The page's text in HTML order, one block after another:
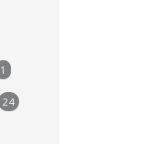
1
24